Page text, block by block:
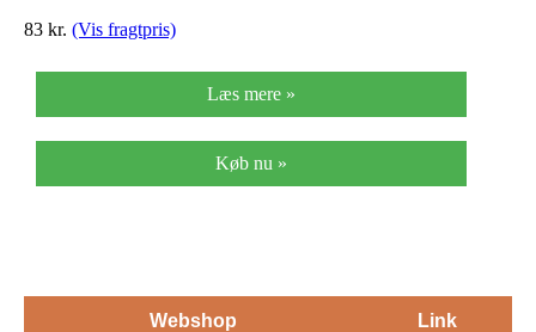
83 kr. (Vis fragtpris)
Læs mere »
Køb nu »
Webshop Link